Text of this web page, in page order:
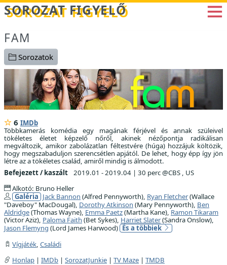
Betöltés...
SOROZAT FIGYELŐ
FAM
Sorozatok
6 IMDb
Többkamerás komédia egy magának férjével és annak szüleivel
tökéletes életet képzelő nőről, akinek nézőpontja radikálisan
megváltozik, amikor zabolázatlan féltestvére (húga) hozzájuk költözik,
hogy megszabaduljon szerencsétlen apjától. De lehet, hogy épp így jön
létre az a tökéletes család, amiről mindig is álmodott.
Befejezett / kaszált
2019.01 - 2019.04 | 30 perc @CBS , US
Alkotó: Bruno Heller
Galéria Jack Bannon (Alfred Pennyworth), Ryan Fletcher(Wallace
"Daveboy" MacDougal), Dorothy Atkinson (Mary Pennyworth), Ben
Aldridge(Thomas Wayne), Emma Paetz(Martha Kane), Ramon Tikaram
(Victor Aziz), Paloma Faith (Bet Sykes), Harriet Slater(Sandra Onslow),
Jason Flemyng (Lord James Harwood) És a többiek
Vígjáték, Családi
Honlap | IMDb | SorozatJunkie | TV Maze | TMDB